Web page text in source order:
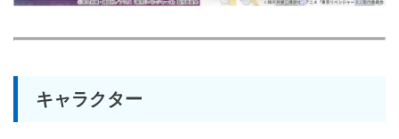
キャラクター